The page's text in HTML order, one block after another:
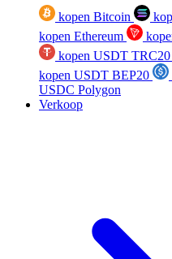
kopen Bitcoin
kopen Ethereum
kopen USDT TRC20
kopen USDT BEP20
USDC Polygon
Verkoop